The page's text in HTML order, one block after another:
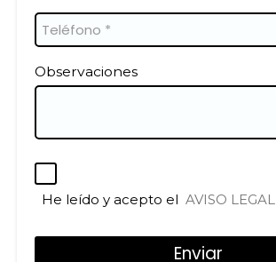
Observaciones
He leído y acepto el AVISO LEGAL